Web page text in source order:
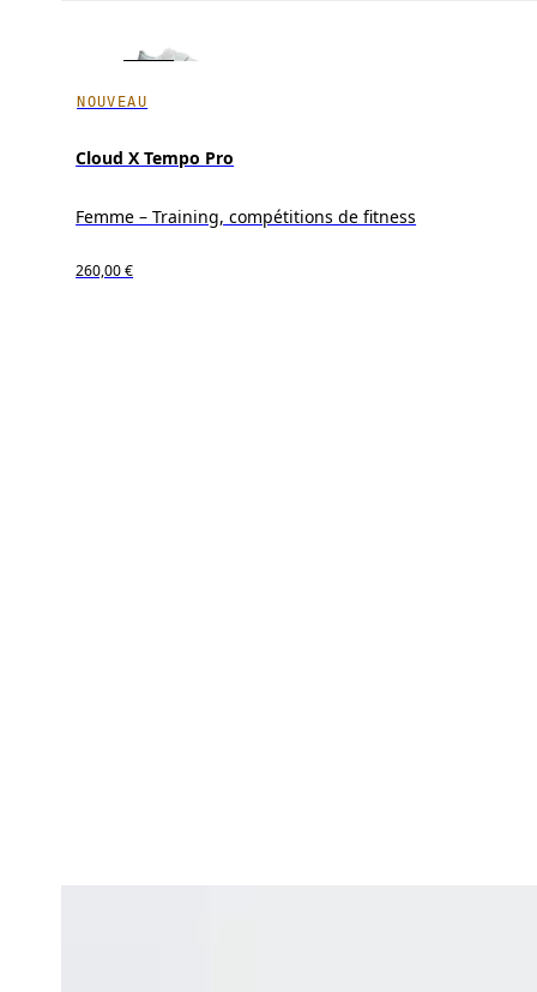
NOUVEAU
Cloud X Tempo Pro
Femme – Training, compétitions de fitness
260,00 €